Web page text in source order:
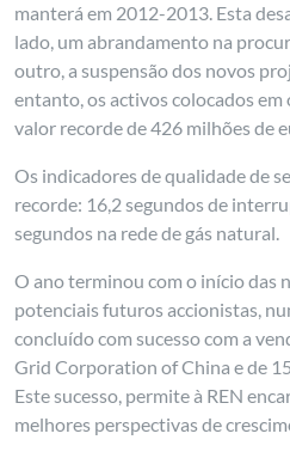
manterá em 2012-2013. Esta
lado, um abrandamento na
outro, a suspensão dos novos
entanto, os activos colocados
valor recorde de 426 milhões de
Os indicadores de qualidade de
recorde: 16,2 segundos de
segundos na rede de gás natural.
O ano terminou com o início das
potenciais futuros accionistas,
concluído com sucesso com a
Grid Corporation of China e de
Este sucesso, permite à REN
melhores perspectivas de